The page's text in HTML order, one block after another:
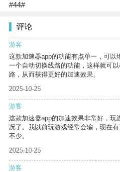
#44#
评论
游客
这款加速器app的功能有点单一，可以
一个自动切换线路的功能，这样就可
路，从而获得更好的加速效果。
2025-10-25
游客
这款加速器app的加速效果非常好，
况了。我以前玩游戏经常会输，现在
不少。
2025-10-25
游客